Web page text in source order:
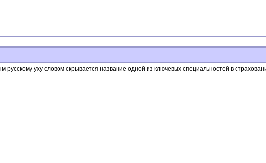
уху словом скрывается название одной из ключевых специальностей в